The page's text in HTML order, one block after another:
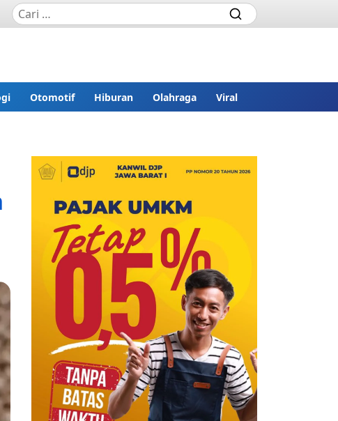
Otomotif Hiburan Olahraga Viral